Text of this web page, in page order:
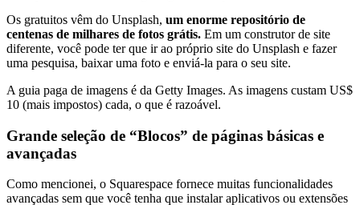
Os gratuitos vêm do Unsplash, um enorme repositório de
centenas de milhares de fotos grátis. Em um construtor de site
diferente, você pode ter que ir ao próprio site do Unsplash e fazer
uma pesquisa, baixar uma foto e enviá-la para o seu site.
A guia paga de imagens é da Getty Images. As imagens custam US$
10 (mais impostos) cada, o que é razoável.
Grande seleção de “Blocos” de páginas básicas e
avançadas
Como mencionei, o Squarespace fornece muitas funcionalidades
avançadas sem que você tenha que instalar aplicativos ou extensões